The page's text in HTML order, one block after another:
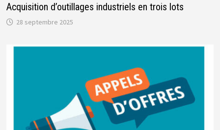
Acquisition d’outillages industriels en trois lots
28 septembre 2025